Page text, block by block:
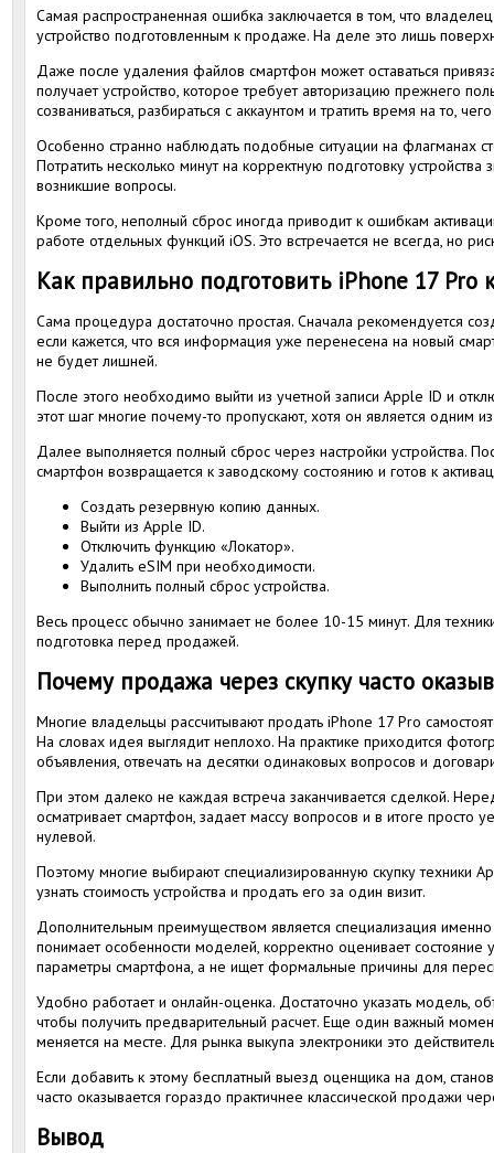
Самая распространенная ошибка заключается в том, что
устройство подготовленным к продаже. На деле это лишь
Даже после удаления файлов смартфон может оставаться
получает устройство, которое требует авторизацию прежнего
созваниваться, разбираться с аккаунтом и тратить время на то,
Особенно странно наблюдать подобные ситуации на флагманах
Потратить несколько минут на корректную подготовку
возникшие вопросы.
Кроме того, неполный сброс иногда приводит к ошибкам
работе отдельных функций iOS. Это встречается не всегда, но
Как правильно подготовить iPhone 17 Pro
Сама процедура достаточно простая. Сначала рекомендуется
если кажется, что вся информация уже перенесена на новый
не будет лишней.
После этого необходимо выйти из учетной записи Apple ID и
этот шаг многие почему-то пропускают, хотя он является одним
Далее выполняется полный сброс через настройки устройства.
смартфон возвращается к заводскому состоянию и готов к
Создать резервную копию данных.
Выйти из Apple ID.
Отключить функцию «Локатор».
Удалить eSIM при необходимости.
Выполнить полный сброс устройства.
Весь процесс обычно занимает не более 10-15 минут. Для
подготовка перед продажей.
Почему продажа через скупку часто
Многие владельцы рассчитывают продать iPhone 17 Pro
На словах идея выглядит неплохо. На практике приходится
объявления, отвечать на десятки одинаковых вопросов и
При этом далеко не каждая встреча заканчивается сделкой.
осматривает смартфон, задает массу вопросов и в итоге просто
нулевой.
Поэтому многие выбирают специализированную скупку техники
узнать стоимость устройства и продать его за один визит.
Дополнительным преимуществом является специализация
понимает особенности моделей, корректно оценивает состояние
параметры смартфона, а не ищет формальные причины для
Удобно работает и онлайн-оценка. Достаточно указать модель,
чтобы получить предварительный расчет. Еще один важный
меняется на месте. Для рынка выкупа электроники это
Если добавить к этому бесплатный выезд оценщика на дом,
часто оказывается гораздо практичнее классической продажи
Вывод